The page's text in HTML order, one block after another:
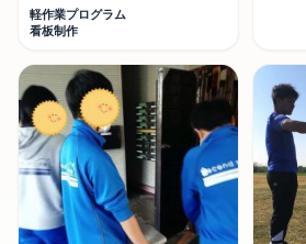
軽作業プログラム
看板制作